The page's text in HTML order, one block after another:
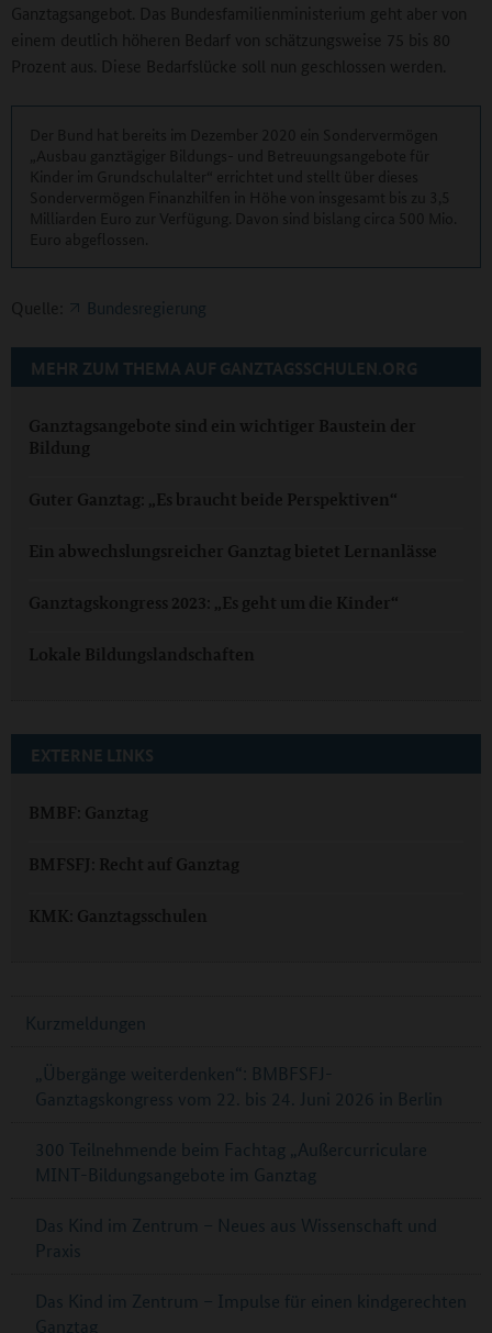
Ganztagsangebot. Das Bundesfamilienministerium geht aber von
einem deutlich höheren Bedarf von schätzungsweise 75 bis 80
Prozent aus. Diese Bedarfslücke soll nun geschlossen werden.
Quelle: Bundesregierung
MEHR ZUM THEMA AUF GANZTAGSSCHULEN.ORG
Ganztagsangebote sind ein wichtiger Baustein der
Bildung
Guter Ganztag: „Es braucht beide Perspektiven“
Ein abwechslungsreicher Ganztag bietet Lernanlässe
Ganztagskongress 2023: „Es geht um die Kinder“
Lokale Bildungslandschaften
EXTERNE LINKS
BMBF: Ganztag
BMFSFJ: Recht auf Ganztag
KMK: Ganztagsschulen
Kurzmeldungen
„Übergänge weiterdenken“: BMBFSFJ-
Ganztagskongress vom 22. bis 24. Juni 2026 in Berlin
300 Teilnehmende beim Fachtag „Außercurriculare
MINT-Bildungsangebote im Ganztag
Das Kind im Zentrum – Neues aus Wissenschaft und
Praxis
Das Kind im Zentrum – Impulse für einen kindgerechten
Ganztag